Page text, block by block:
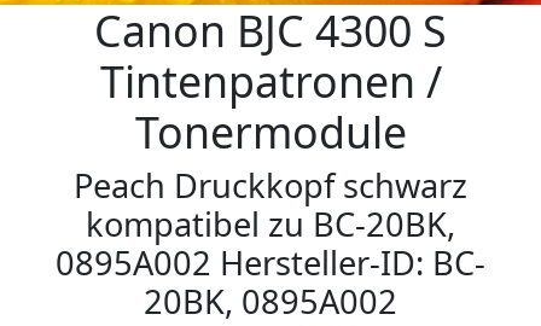
Canon BJC 4300 S
Tintenpatronen /
Tonermodule
Peach Druckkopf schwarz
kompatibel zu BC-20BK,
0895A002 Hersteller-ID: BC-
20BK, 0895A002